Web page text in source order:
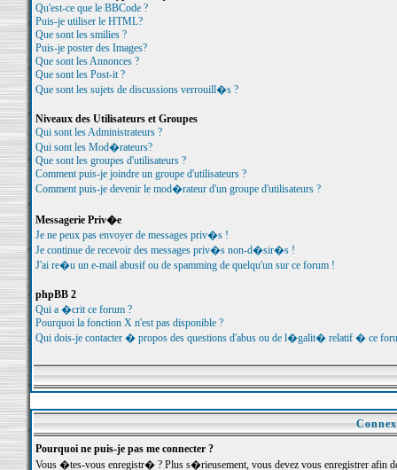
Qu'est-ce que le BBCode ?
Puis-je utiliser le HTML?
Que sont les smilies ?
Puis-je poster des Images?
Que sont les Annonces ?
Que sont les Post-it ?
Que sont les sujets de discussions verrouill�s ?
Niveaux des Utilisateurs et Groupes
Qui sont les Administrateurs ?
Qui sont les Mod�rateurs?
Que sont les groupes d'utilisateurs ?
Comment puis-je joindre un groupe d'utilisateurs ?
Comment puis-je devenir le mod�rateur d'un groupe d'utilisateurs ?
Messagerie Priv�e
Je ne peux pas envoyer de messages priv�s !
Je continue de recevoir des messages priv�s non-d�sir�s !
J'ai re�u un e-mail abusif ou de spamming de quelqu'un sur ce forum !
phpBB 2
Qui a �crit ce forum ?
Pourquoi la fonction X n'est pas disponible ?
Qui dois-je contacter � propos des questions d'abus ou de l�galit� relatif � ce
Pourquoi ne puis-je pas me connecter ?
Vous �tes-vous enregistr� ? Plus s�rieusement, vous devez vous enregistrer